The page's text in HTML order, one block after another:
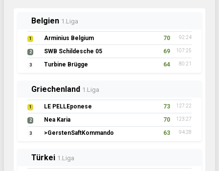
Belgien 1.Liga
1 Arminius Belgium 70 92:24
2 SWB Schildesche 05 69 107:25
3 Turbine Brügge 64 80:21
Griechenland 1.Liga
1 LE PELLEponese 73 127:22
2 Nea Karia 70 123:27
3 >GerstenSaftKommando 63 94:28
Türkei 1.Liga